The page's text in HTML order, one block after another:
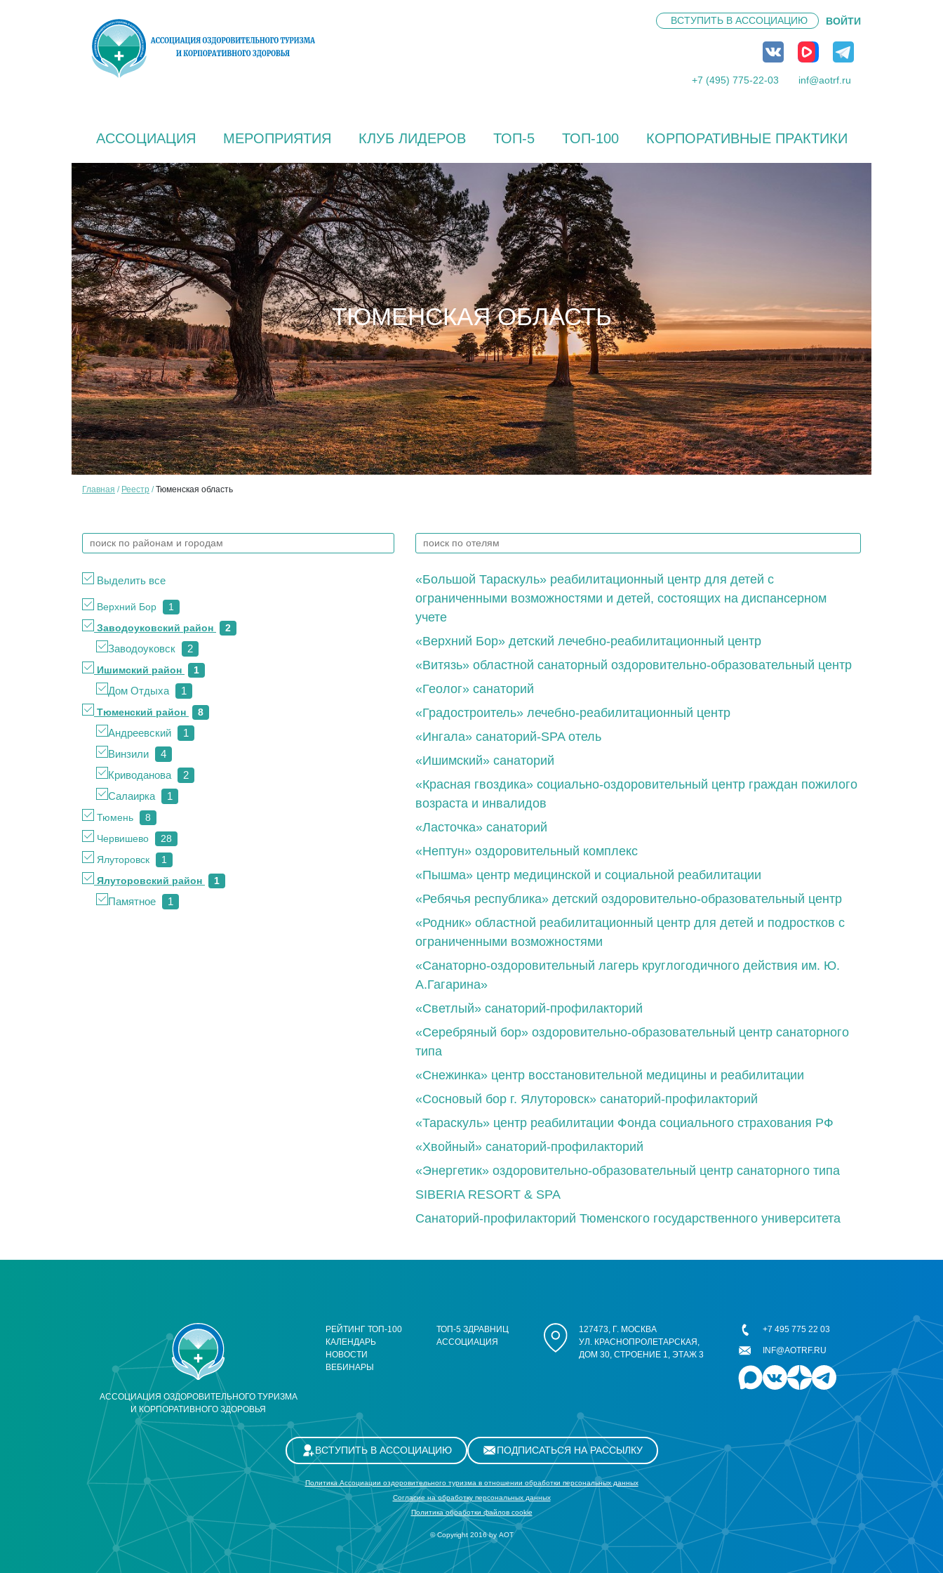
ВСТУПИТЬ В АССОЦИАЦИЮ ВОЙТИ
+7 (495) 775-22-03 inf@aotrf.ru
АССОЦИАЦИЯ МЕРОПРИЯТИЯ КЛУБ ЛИДЕРОВ ТОП-5 ТОП-100 КОРПОРАТИВНЫЕ ПРАКТИКИ
ТЮМЕНСКАЯ ОБЛАСТЬ
Главная Реестр Тюменская область
Выделить все
Верхний Бор
1
Заводоуковский район
2
Заводоуковск 2
Ишимский район 1
Дом Отдыха 1
Тюменский район 8
Андреевский
1
Винзили
4
Криводанова
2
Салаирка
1
Тюмень
8
Червишево
28
Ялуторовск
1
Ялуторовский район
1
Памятное 1
«Большой Тараскуль» реабилитационный центр для детей с
ограниченными возможностями и детей, состоящих на диспансерном
учете
«Верхний Бор» детский лечебно-реабилитационный центр
«Витязь» областной санаторный оздоровительно-образовательный центр
«Геолог» санаторий
«Градостроитель» лечебно-реабилитационный центр
«Ингала» санаторий-SPA отель
«Ишимский» санаторий
«Красная гвоздика» социально-оздоровительный центр граждан пожилого
возраста и инвалидов
«Ласточка» санаторий
«Нептун» оздоровительный комплекс
«Пышма» центр медицинской и социальной реабилитации
«Ребячья республика» детский оздоровительно-образовательный центр
«Родник» областной реабилитационный центр для детей и подростков с
ограниченными возможностями
«Санаторно-оздоровительный лагерь круглогодичного действия им. Ю.
А.Гагарина»
«Светлый» санаторий-профилакторий
«Серебряный бор» оздоровительно-образовательный центр санаторного
типа
«Снежинка» центр восстановительной медицины и реабилитации
«Сосновый бор г. Ялуторовск» санаторий-профилакторий
«Тараскуль» центр реабилитации Фонда социального страхования РФ
«Хвойный» санаторий-профилакторий
«Энергетик» оздоровительно-образовательный центр санаторного типа
SIBERIA RESORT & SPA
Санаторий-профилакторий Тюменского государственного университета
АССОЦИАЦИЯ ОЗДОРОВИТЕЛЬНОГО ТУРИЗМА
И КОРПОРАТИВНОГО ЗДОРОВЬЯ
РЕЙТИНГ ТОП-100
КАЛЕНДАРЬ
НОВОСТИ
ВЕБИНАРЫ
ТОП-5 ЗДРАВНИЦ
АССОЦИАЦИЯ
127473, Г. МОСКВА
УЛ. КРАСНОПРОЛЕТАРСКАЯ,
ДОМ 30, СТРОЕНИЕ 1, ЭТАЖ 3
+7 495 775 22 03
INF@AOTRF.RU
ВСТУПИТЬ В АССОЦИАЦИЮ ПОДПИСАТЬСЯ НА РАССЫЛКУ
Политика Ассоциации оздоровительного туризма в отношении обработки персональных данных
Cогласие на обработку персональных данных
Политика обработки файлов cookie
© Copyright 2016 by АОТ